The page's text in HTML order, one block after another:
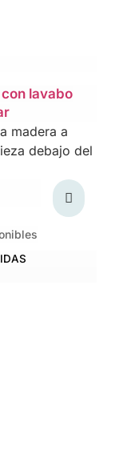
lavabo
madera a
debajo del